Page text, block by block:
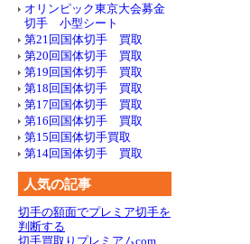
オリンピック東京大会募金
切手 小型シート
第21回国体切手 買取
第20回国体切手 買取
第19回国体切手 買取
第18回国体切手 買取
第17回国体切手 買取
第16回国体切手 買取
第15回国体切手買取
第14回国体切手 買取
人気の記事
切手の額面でプレミア切手を
判断する
切手買取りプレミアムcom